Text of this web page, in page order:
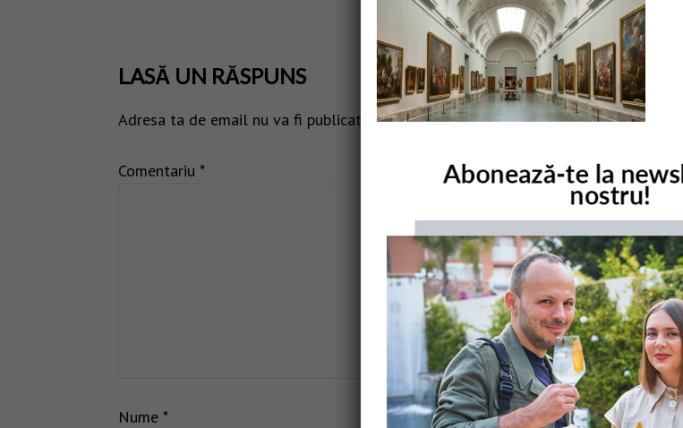
LASĂ UN RĂSPUNS
Adresa ta de email nu va fi publicată. Câmpurile obligatorii sunt marcate cu*
Comentariu *
Nume *